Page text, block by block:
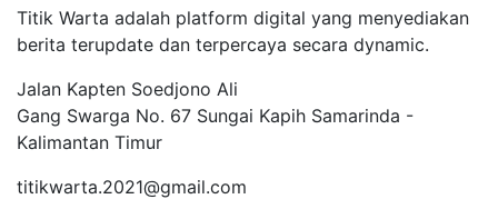
Titik Warta adalah platform digital yang menyediakan
berita terupdate dan terpercaya secara dynamic.
Jalan Kapten Soedjono Ali
Gang Swarga No. 67 Sungai Kapih Samarinda -
Kalimantan Timur
titikwarta.2021@gmail.com